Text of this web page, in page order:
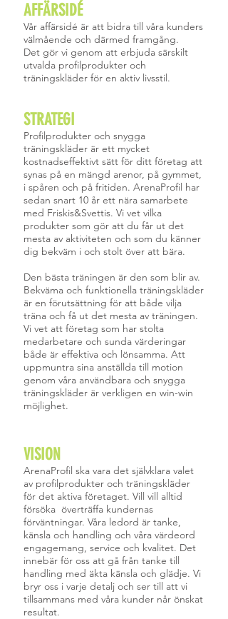
AFFÄRSIDÉ
Vår affärsidé är att bidra till våra kunders
välmående och därmed framgång.
Det gör vi genom att erbjuda särskilt
utvalda profilprodukter och
träningskläder för en aktiv livsstil.
STRATEGI
Profilprodukter och snygga
träningskläder är ett mycket
kostnadseffektivt sätt för ditt företag att
synas på en mängd arenor, på gymmet,
i spåren och på fritiden. ArenaProfil har
sedan snart 10 år ett nära samarbete
med Friskis&Svettis. Vi vet vilka
produkter som gör att du får ut det
mesta av aktiviteten och som du känner
dig bekväm i och stolt över att bära.
Den bästa träningen är den som blir av.
Bekväma och funktionella träningskläder
är en förutsättning för att både vilja
träna och få ut det mesta av träningen.
Vi vet att företag som har stolta
medarbetare och sunda värderingar
både är effektiva och lönsamma. Att
uppmuntra sina anställda till motion
genom våra användbara och snygga
träningskläder är verkligen en win-win
möjlighet.
VISION
ArenaProfil ska vara det självklara valet
av profilprodukter och träningskläder
för det aktiva företaget. Vill vill alltid
försöka överträffa kundernas
förväntningar. Våra ledord är tanke,
känsla och handling och våra värdeord
engagemang, service och kvalitet. Det
innebär för oss att gå från tanke till
handling med äkta känsla och glädje. Vi
bryr oss i varje detalj och ser till att vi
tillsammans med våra kunder når önskat
resultat.